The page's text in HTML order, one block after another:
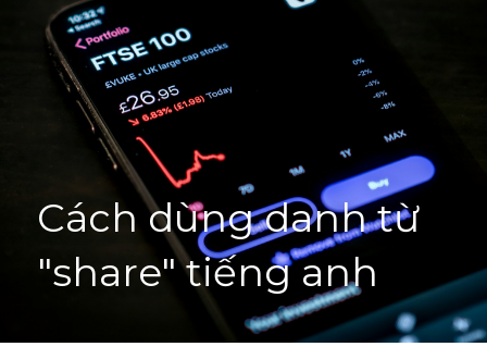
Cách diễn đạt
IELTS Videos - Ebook
Điểm báo
Khác
Từ vựng theo topic
HỌC THỬ →
Cách dùng danh từ
"share" tiếng anh